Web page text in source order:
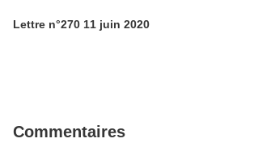
Lettre n°270 11 juin 2020
Commentaires